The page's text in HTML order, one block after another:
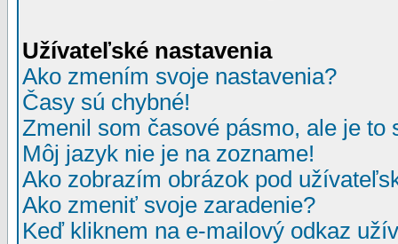
Užívateľské nastavenia
Ako zmením svoje nastavenia?
Časy sú chybné!
Zmenil som časové pásmo, ale je to
Môj jazyk nie je na zozname!
Ako zobrazím obrázok pod
Ako zmeniť svoje zaradenie?
Keď kliknem na e-mailový odkaz